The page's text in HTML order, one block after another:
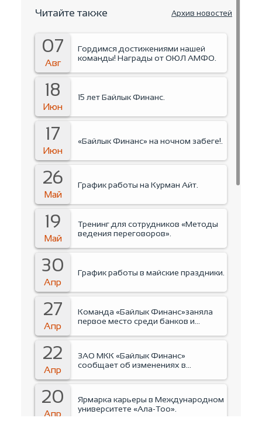
Читайте также Архив новостей
07
Авг
Гордимся достижениями нашей
команды! Награды от ОЮЛ АМФО.
18
Июн
15 лет Байлык Финанс.
17
Июн
«Байлык Финанс» на ночном забеге!.
26
Май
График работы на Курман Айт.
19
Май
Тренинг для сотрудников «Методы
ведения переговоров».
30
Апр
График работы в майские праздники.
27
Апр
Команда «Байлык Финанс»заняла
первое место среди банков и
Business run 2026.
22
Апр
ЗАО МКК «Байлык Финанс»
сообщает об изменениях в
20
Апр
Ярмарка карьеры в Международном
университете «Ала-Тоо».